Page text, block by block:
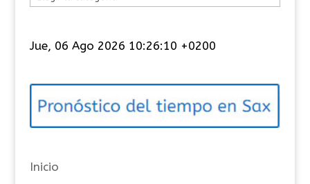
e
o
í
s
Jue, 06 Ago 2026 10:26:11 +0200
Inicio